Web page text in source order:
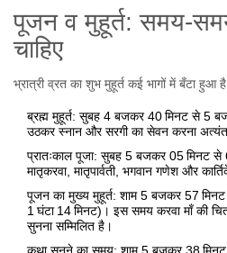
पूजन व मुहूर्त:
चाहिए
भ्रात्री व्रत का शुभ मुहूर्त कई भागों में बँटा हुआ
ब्रह्म मुहूर्त: सुबह 4 बजकर 40 मिनट से 5
उठकर स्नान और सरगी का सेवन करना अत्यंत
प्रातःकाल पूजा: सुबह 5 बजकर 05 मिनट
मातृकरवा, मातृपार्वती, भगवान गणेश और
पूजन का मुख्य मुहूर्त: शाम 5 बजकर 57
1 घंटा 14 मिनट)। इस समय करवा माँ की
सुनना सम्मिलित है।